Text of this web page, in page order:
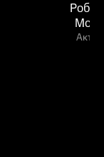
Морс
Актёр